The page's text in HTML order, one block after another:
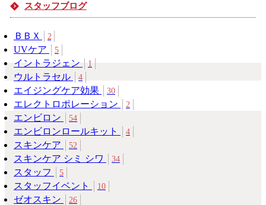
スタッフブログ
ＢＢＸ 2
UVケア 5
イントラジェン 1
ウルトラセル 4
エイジングケア効果 30
エレクトロポレーション 2
エンビロン 54
エンビロンロールキット 4
スキンケア 52
スキンケア シミ シワ 34
スタッフ 5
スタッフイベント 10
ゼオスキン 26